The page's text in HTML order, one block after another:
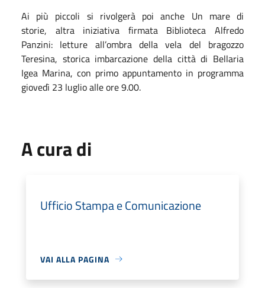
Ai più piccoli si rivolgerà poi anche Un mare di
storie, altra iniziativa firmata Biblioteca Alfredo
Panzini: letture all’ombra della vela del bragozzo
Teresina, storica imbarcazione della città di Bellaria
Igea Marina, con primo appuntamento in programma
giovedì 23 luglio alle ore 9.00.
A cura di
Ufficio Stampa e Comunicazione
VAI ALLA PAGINA